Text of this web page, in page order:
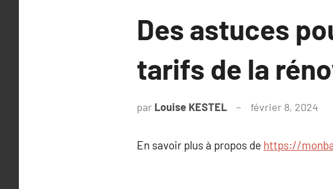
Des astuces
tarifs de la
par Louise KESTEL février 8, 2024
En savoir plus à propos de https://